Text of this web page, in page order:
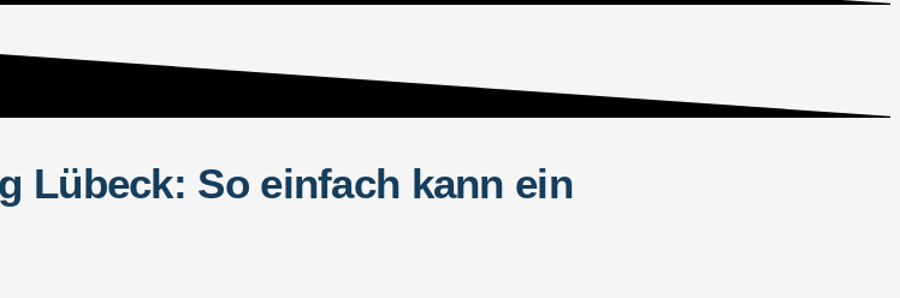
Lübeck: So einfach kann ein